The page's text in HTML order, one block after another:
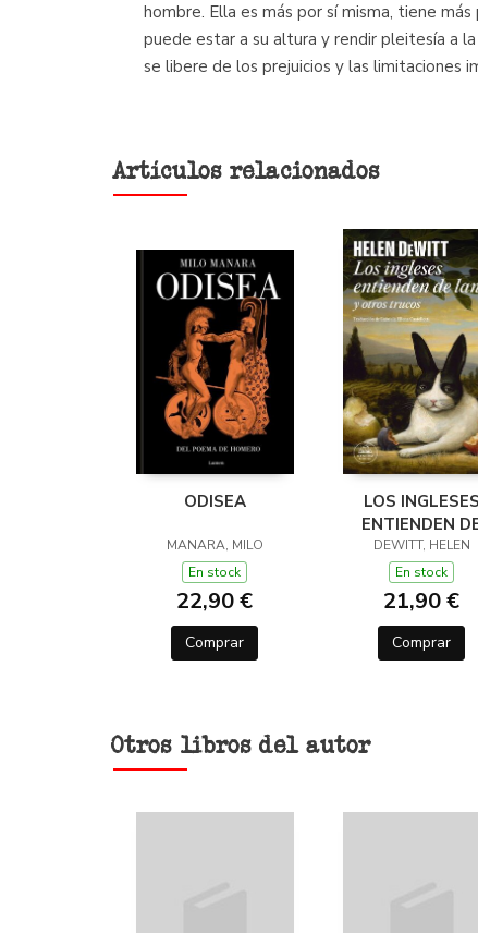
hombre. Ella es más por sí misma, tiene
puede estar a su altura y rendir pleitesía a
se libere de los prejuicios y las limitaciones
Artículos relacionados
ODISEA
MANARA, MILO
En stock
22,90 €
Comprar
LOS INGLESES
ENTIENDEN
LANA (Y OTROS
TRUCOS)
DEWITT, HELEN
En stock
21,90 €
Comprar
Otros libros del autor